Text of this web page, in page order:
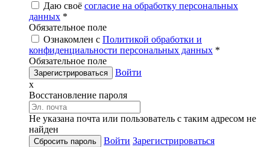
Даю своё согласие на обработку персональных
данных *
Обязательное поле
Ознакомлен с Политикой обработки и
конфиденциальности персональных данных *
Обязательное поле
Войти
x
Восстановление пароля
Не указана почта или пользователь с таким адресом не
найден
Войти Зарегистрироваться